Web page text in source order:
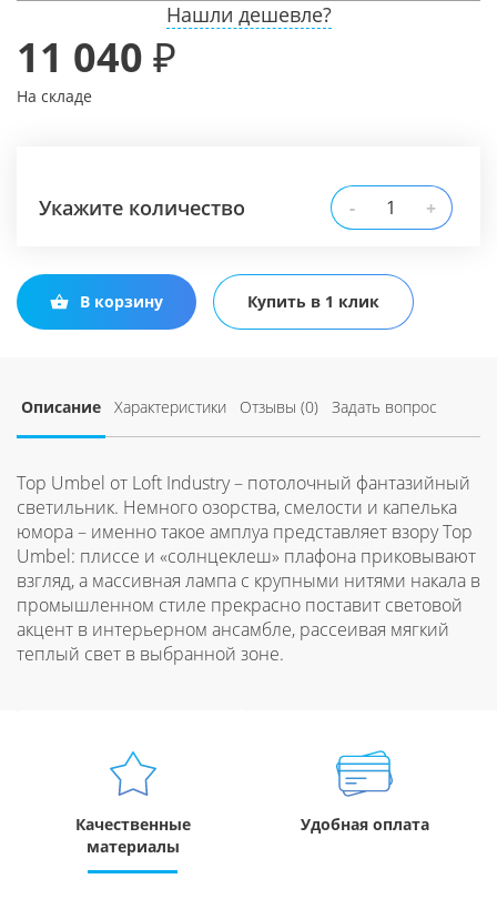
11 040 ₽
На складе
Нашли дешевле?
Укажите количество - +
В корзину Купить в 1 клик
Описание Характеристики Отзывы (0) Задать вопрос
Top Umbel от Loft Industry – потолочный фантазийный
светильник. Немного озорства, смелости и капелька
юмора – именно такое амплуа представляет взору Top
Umbel: плиссе и «солнцеклеш» плафона приковывают
взгляд, а массивная лампа с крупными нитями накала в
промышленном стиле прекрасно поставит световой
акцент в интерьерном ансамбле, рассеивая мягкий
теплый свет в выбранной зоне.
Качественные
материалы
Удобная оплата